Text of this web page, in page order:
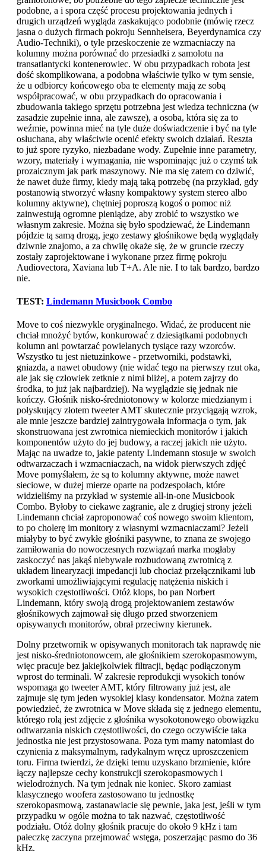
podobne, a i spora część procesu projektowania jednych i
drugich urządzeń wygląda zaskakująco podobnie (mówię rzecz
jasna o dużych firmach pokroju Sennheisera, Beyerdynamica czy
Audio-Techniki), o tyle przeskoczenie ze wzmacniaczy na
kolumny można porównać do przesiadki z samolotu na
transatlantycki kontenerowiec. W obu przypadkach robota jest
dość skomplikowana, a podobna właściwie tylko w tym sensie,
że u odbiorcy końcowego oba te elementy mają ze sobą
współpracować, w obu przypadkach do opracowania i
zbudowania takiego sprzętu potrzebna jest wiedza techniczna (w
zasadzie zupełnie inna, ale zawsze), a osoba, która się za to
weźmie, powinna mieć na tyle duże doświadczenie i być na tyle
osłuchana, aby właściwie ocenić efekty swoich działań. Reszta
to już spore ryzyko, niezbadane wody. Zupełnie inne parametry,
wzory, materiały i wymagania, nie wspominając już o czymś tak
prozaicznym jak park maszynowy. Nie ma się zatem co dziwić,
że nawet duże firmy, kiedy mają taką potrzebę (na przykład, gdy
postanowią stworzyć własny kompaktowy system stereo albo
kolumny aktywne), chętniej poproszą kogoś o pomoc niż
zainwestują ogromne pieniądze, aby zrobić to wszystko we
własnym zakresie. Można się było spodziewać, że Lindemann
pójdzie tą samą drogą, jego zestawy głośnikowe będą wyglądały
dziwnie znajomo, a za chwilę okaże się, że w gruncie rzeczy
zostały zaprojektowane i wykonane przez firmę pokroju
Audiovectora, Xaviana lub T+A. Ale nie. I to tak bardzo, bardzo
nie.
TEST: Lindemann Musicbook Combo
Move to coś niezwykle oryginalnego. Widać, że producent nie
chciał mnożyć bytów, konkurować z dziesiątkami podobnych
kolumn ani powtarzać powielanych tysiące razy wzorców.
Wszystko tu jest nietuzinkowe - przetworniki, podstawki,
gniazda, a nawet obudowy (nie widać tego na pierwszy rzut oka,
ale jak się człowiek zetknie z nimi bliżej, a potem zajrzy do
środka, to już jak najbardziej). Na wyglądzie się jednak nie
kończy. Głośnik nisko-średniotonowy w kolorze miedzianym i
połyskujący złotem tweeter AMT skutecznie przyciągają wzrok,
ale mnie jeszcze bardziej zaintrygowała informacja o tym, jak
skonstruowana jest zwrotnica niemieckich monitorów i jakich
komponentów użyto do jej budowy, a raczej jakich nie użyto.
Mając na uwadze to, jakie patenty Lindemann stosuje w swoich
odtwarzaczach i wzmacniaczach, na widok pierwszych zdjęć
Move pomyślałem, że są to kolumny aktywne, może nawet
sieciowe, w dużej mierze oparte na podzespołach, które
widzieliśmy na przykład w systemie all-in-one Musicbook
Combo. Byłoby to ciekawe zagranie, ale z drugiej strony jeżeli
Lindemann chciał zaproponować coś nowego swoim klientom,
to po cholerę im monitory z własnymi wzmacniaczami? Jeżeli
miałyby to być zwykłe głośniki pasywne, to znana ze swojego
zamiłowania do nowoczesnych rozwiązań marka mogłaby
zaskoczyć nas jakąś niebywale rozbudowaną zwrotnicą z
układem linearyzacji impedancji lub chociaż przełącznikami lub
zworkami umożliwiającymi regulację natężenia niskich i
wysokich częstotliwości. Otóż klops, bo pan Norbert
Lindemann, który swoją drogą projektowaniem zestawów
głośnikowych zajmował się długo przed stworzeniem
opisywanych monitorów, obrał przeciwny kierunek.
Dolny przetwornik w opisywanych monitorach tak naprawdę nie
jest nisko-średniotonowcem, ale głośnikiem szerokopasmowym,
więc pracuje bez jakiejkolwiek filtracji, będąc podłączonym
wprost do terminali. W zakresie reprodukcji wysokich tonów
wspomaga go tweeter AMT, który filtrowany już jest, ale
zajmuje się tym jeden wysokiej klasy kondensator. Można zatem
powiedzieć, że zwrotnica w Move składa się z jednego elementu,
którego rolą jest zdjęcie z głośnika wysokotonowego obowiązku
odtwarzania niskich częstotliwości, do czego oczywiście taka
jednostka nie jest przystosowana. Poza tym mamy natomiast do
czynienia z maksymalnym, radykalnym wręcz uproszczeniem
toru. Firma twierdzi, że dzięki temu uzyskano brzmienie, które
łączy najlepsze cechy konstrukcji szerokopasmowych i
wielodrożnych. Na tym jednak nie koniec. Skoro zamiast
klasycznego woofera zastosowano tu jednostkę
szerokopasmową, zastanawiacie się pewnie, jaka jest, jeśli w tym
przypadku w ogóle można to tak nazwać, częstotliwość
podziału. Otóż dolny głośnik pracuje do około 9 kHz i tam
pałeczkę zaczyna przejmować wstęga, poszerzając pasmo do 36
kHz.